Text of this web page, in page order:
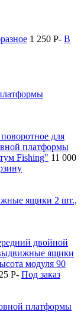
1 250 P- В
для
платформы
Fishing" 11 000
ящики 2 шт.,
двойной
ящики
модуля 90
P- Под заказ
платформы